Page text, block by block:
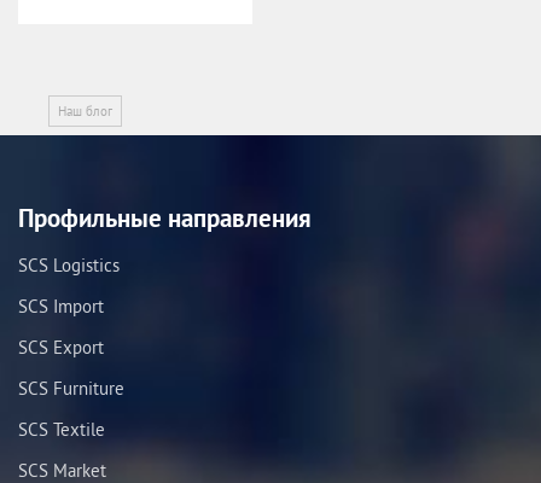
Наш блог
Профильные направления
SCS Logistics
SCS Import
SCS Export
SCS Furniture
SCS Textile
SCS Market